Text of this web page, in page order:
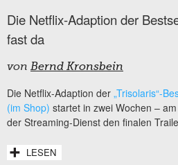
Die Netflix-Adaption der
fast da
von Bernd Kronsbein
Die Netflix-Adaption der „Trisolaris“-
(im Shop) startet in zwei Wochen –
der Streaming-Dienst den finalen
LESEN